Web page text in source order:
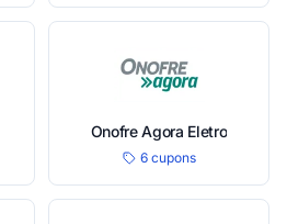
Onofre Agora Eletro
6 cupons